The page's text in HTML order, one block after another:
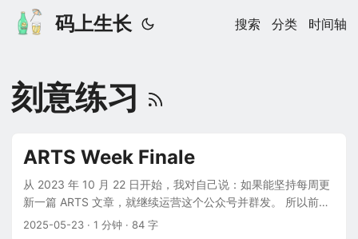
码上生长 搜索 分类 时间轴
刻意练习
ARTS Week Finale
从 2023 年 10 月 22 日开始，我对自己说：如果能坚持每周更
新一篇 ARTS 文章，就继续运营这个公众号并群发。 所以前面
10 篇都没有群发记录，基本是偷偷在写 —— 主要想验证自己
2025-05-23 · 1 分钟 · 84 字